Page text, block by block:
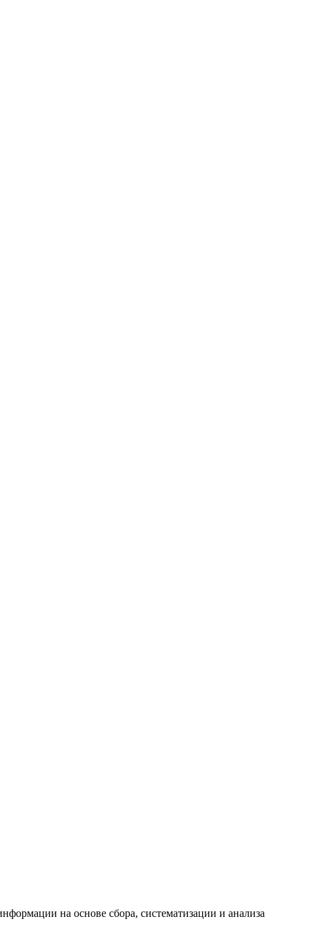
на основе сбора, систематизации и анализа